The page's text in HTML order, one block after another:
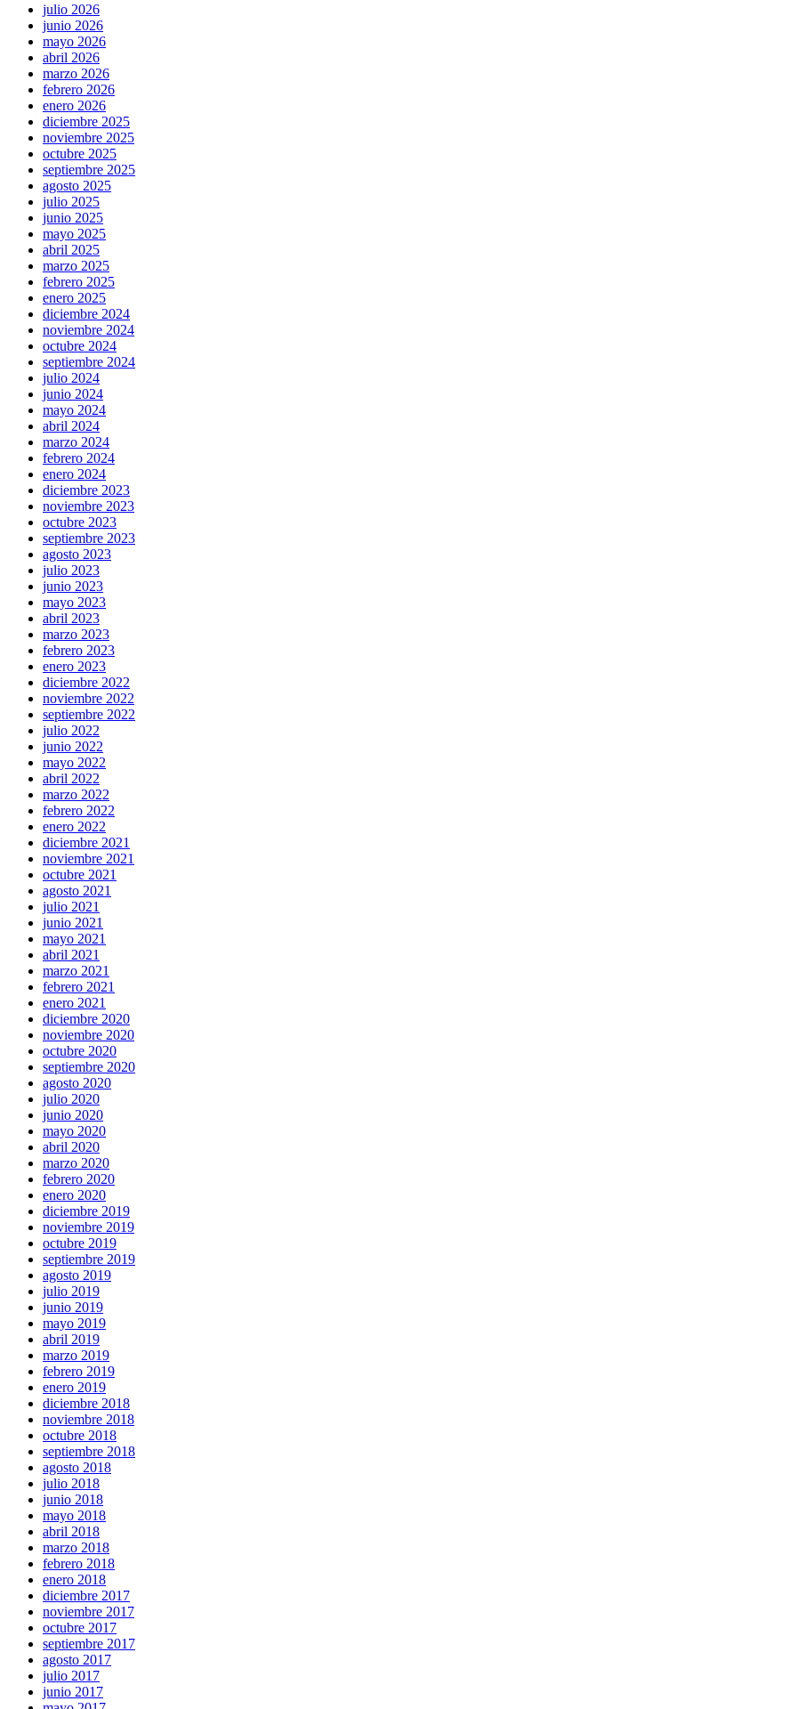
julio 2026
junio 2026
mayo 2026
abril 2026
marzo 2026
febrero 2026
enero 2026
diciembre 2025
noviembre 2025
octubre 2025
septiembre 2025
agosto 2025
julio 2025
junio 2025
mayo 2025
abril 2025
marzo 2025
febrero 2025
enero 2025
diciembre 2024
noviembre 2024
octubre 2024
septiembre 2024
julio 2024
junio 2024
mayo 2024
abril 2024
marzo 2024
febrero 2024
enero 2024
diciembre 2023
noviembre 2023
octubre 2023
septiembre 2023
agosto 2023
julio 2023
junio 2023
mayo 2023
abril 2023
marzo 2023
febrero 2023
enero 2023
diciembre 2022
noviembre 2022
septiembre 2022
julio 2022
junio 2022
mayo 2022
abril 2022
marzo 2022
febrero 2022
enero 2022
diciembre 2021
noviembre 2021
octubre 2021
agosto 2021
julio 2021
junio 2021
mayo 2021
abril 2021
marzo 2021
febrero 2021
enero 2021
diciembre 2020
noviembre 2020
octubre 2020
septiembre 2020
agosto 2020
julio 2020
junio 2020
mayo 2020
abril 2020
marzo 2020
febrero 2020
enero 2020
diciembre 2019
noviembre 2019
octubre 2019
septiembre 2019
agosto 2019
julio 2019
junio 2019
mayo 2019
abril 2019
marzo 2019
febrero 2019
enero 2019
diciembre 2018
noviembre 2018
octubre 2018
septiembre 2018
agosto 2018
julio 2018
junio 2018
mayo 2018
abril 2018
marzo 2018
febrero 2018
enero 2018
diciembre 2017
noviembre 2017
octubre 2017
septiembre 2017
agosto 2017
julio 2017
junio 2017